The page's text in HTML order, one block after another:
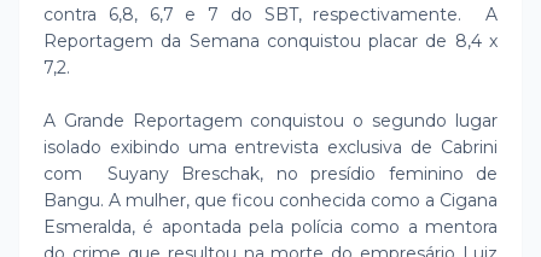
contra 6,8, 6,7 e 7 do SBT, respectivamente. A
Reportagem da Semana conquistou placar de 8,4 x
7,2.
A Grande Reportagem conquistou o segundo lugar
isolado exibindo uma entrevista exclusiva de Cabrini
com Suyany Breschak, no presídio feminino de
Bangu. A mulher, que ficou conhecida como a Cigana
Esmeralda, é apontada pela polícia como a mentora